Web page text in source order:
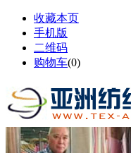
收藏本页
手机版
二维码
购物车(0)